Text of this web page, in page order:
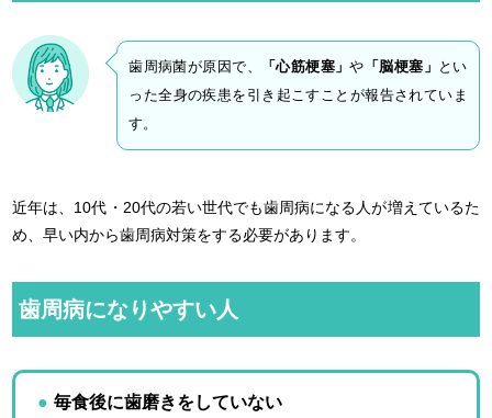
歯周病菌が原因で、 「心筋梗塞」や 「脳梗塞」 とい
った全身の疾患を引き起こすことが報告されていま
す。
近年は、10代・20代の若い世代でも歯周病になる人が増えているた
め、早い内から歯周病対策をする必要があります。
歯周病になりやすい人
毎食後に歯磨きをしていない